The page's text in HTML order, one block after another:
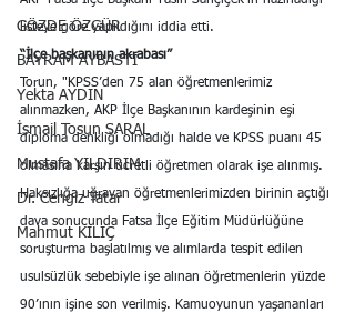
GÖZDE ÖZGÜR
BAYRAM AYBASTI
Yekta AYDIN
İsmail Tosun SARAL
Mustafa YILDIRIM
Dr. Cengiz Tatar
Mahmut KILIÇ
listeye göre yapıldığını iddia etti.
“İlçe başkanının akrabası”
Torun, "KPSS’den 75 alan öğretmenlerimiz
alınmazken, AKP İlçe Başkanının kardeşinin eşi
diploma denkliği olmadığı halde ve KPSS puanı 45
olmasına karşın ücretli öğretmen olarak işe alınmış.
Haksızlığa uğrayan öğretmenlerimizden birinin açtığı
dava sonucunda Fatsa İlçe Eğitim Müdürlüğüne
soruşturma başlatılmış ve alımlarda tespit edilen
usulsüzlük sebebiyle işe alınan öğretmenlerin yüzde
90’ının işine son verilmiş. Kamuoyunun yaşananları